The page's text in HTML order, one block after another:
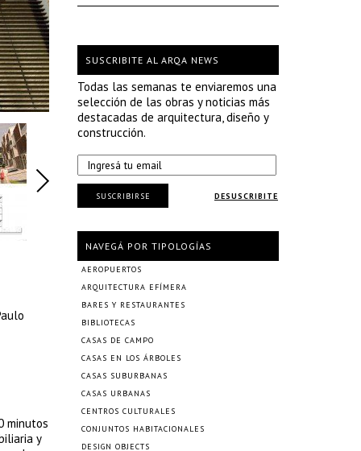
minutos
y
SUSCRIBITE AL ARQA NEWS
Todas las semanas te enviaremos una
selección de las obras y noticias más
destacadas de arquitectura, diseño y
construcción.
DESUSCRIBITE
SUSCRIBIRSE
NAVEGÁ POR TIPOLOGÍAS
AEROPUERTOS
ARQUITECTURA EFÍMERA
BARES Y RESTAURANTES
BIBLIOTECAS
CASAS DE CAMPO
CASAS EN LOS ÁRBOLES
CASAS SUBURBANAS
CASAS URBANAS
CENTROS CULTURALES
CONJUNTOS HABITACIONALES
DESIGN OBJECTS